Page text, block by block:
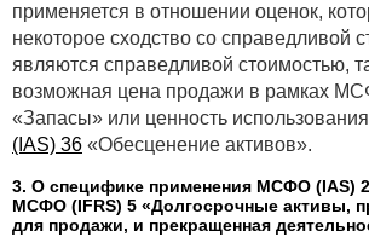
применяется в отношении оценок,
некоторое сходство со справедливой
являются справедливой стоимостью,
возможная цена продажи в рамках
«Запасы» или ценность
(IAS) 36 «Обесценение активов».
3. О специфике применения МСФО (IАS)
МСФО (IFRS) 5 «Долгосрочные активы,
для продажи, и прекращенная